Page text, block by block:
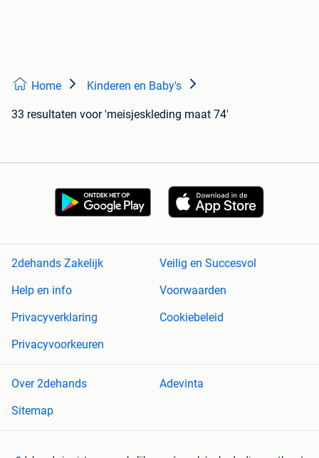
Home Kinderen en Baby's
33 resultaten voor 'meisjeskleding maat 74'
2dehands Zakelijk
Veilig en Succesvol
Help en info
Voorwaarden
Privacyverklaring
Cookiebeleid
Privacyvoorkeuren
Over 2dehands
Adevinta
Sitemap